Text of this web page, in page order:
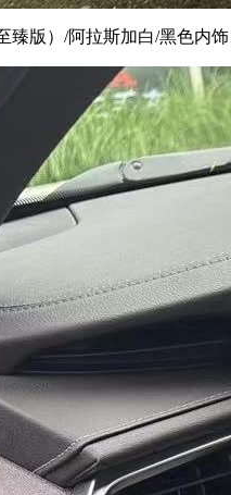
臻版）/阿拉斯加白/黑色内饰